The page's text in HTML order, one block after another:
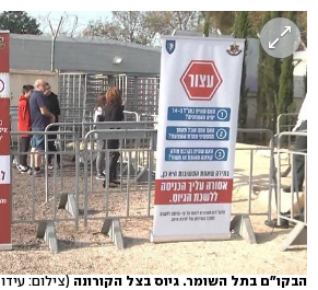
הבקו"ם בתל השומר. גיוס בצל הקורונה (צילום: